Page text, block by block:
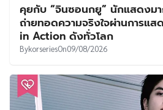
คุยกับ “จินซอนกยู” นักแสดงม
ถ่ายทอดความจริงใจผ่านการแ
in Action ดังทั่วโลก
BykorseriesOn09/08/2026